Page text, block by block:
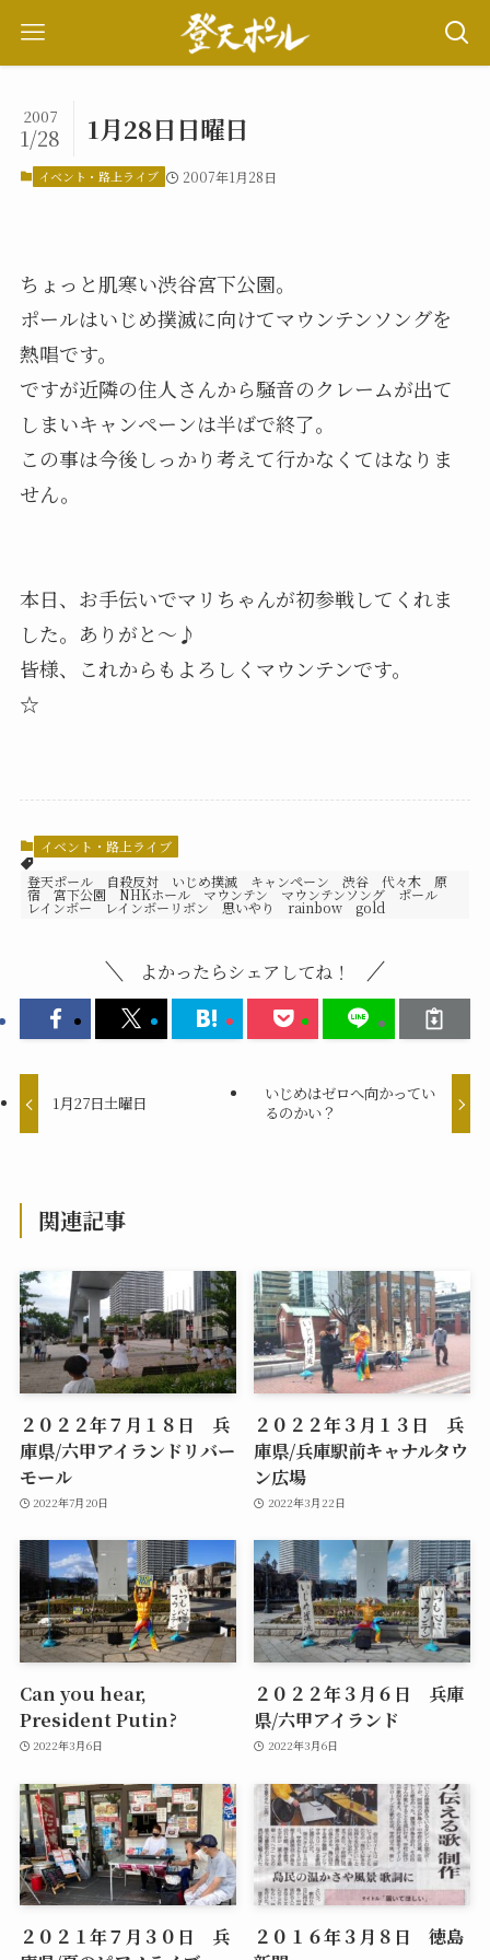
1月28日日曜日
2007
1/28
イベント・路上ライブ 2007年1月28日
ちょっと肌寒い渋谷宮下公園。
ポールはいじめ撲滅に向けてマウンテンソングを
熱唱です。
ですが近隣の住人さんから騒音のクレームが出て
しまいキャンペーンは半ばで終了。
この事は今後しっかり考えて行かなくてはなりま
せん。
本日、お手伝いでマリちゃんが初参戦してくれま
した。ありがと〜♪
皆様、これからもよろしくマウンテンです。
☆
イベント・路上ライブ
登天ポール 自殺反対 いじめ撲滅 キャンペーン 渋谷 代々木 原
宿 宮下公園 NHKホール マウンテン マウンテンソング ポール
レインボー レインボーリボン 思いやり rainbow gold
よかったらシェアしてね！
1月27日土曜日
いじめはゼロへ向かってい
るのかい？
関連記事
２０２２年７月１８日 兵
庫県/六甲アイランドリバー
モール
2022年7月20日
２０２２年３月１３日 兵
庫県/兵庫駅前キャナルタウ
ン広場
2022年3月22日
Can you hear,
President Putin?
2022年3月6日
２０２２年３月６日 兵庫
県/六甲アイランド
2022年3月6日
２０２１年７月３０日 兵
２０１６年３月８日 徳島